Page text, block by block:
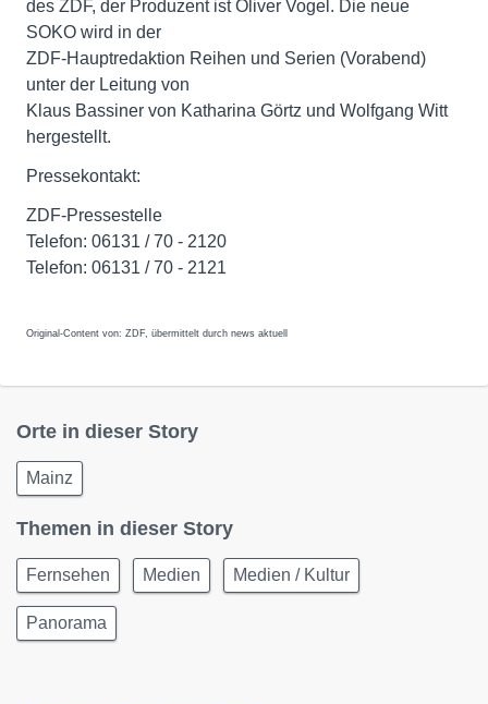
des ZDF, der Produzent ist Oliver Vogel. Die neue
SOKO wird in der
ZDF-Hauptredaktion Reihen und Serien (Vorabend)
unter der Leitung von
Klaus Bassiner von Katharina Görtz und Wolfgang Witt
hergestellt.
Pressekontakt:
ZDF-Pressestelle
Telefon: 06131 / 70 - 2120
Telefon: 06131 / 70 - 2121
Original-Content von: ZDF, übermittelt durch news aktuell
Orte in dieser Story
Mainz
Themen in dieser Story
Fernsehen Medien Medien / Kultur
Panorama